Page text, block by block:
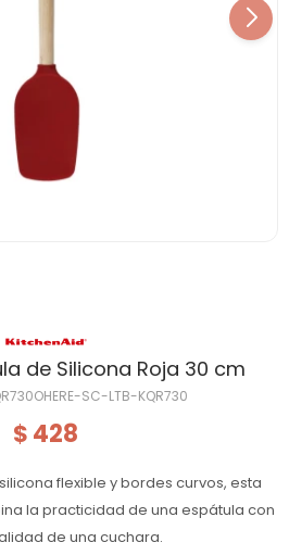
de Silicona Roja 30 cm
SC-LTB-KQR730
$ 428
flexible y bordes curvos, esta
la practicidad de una espátula con
de una cuchara.